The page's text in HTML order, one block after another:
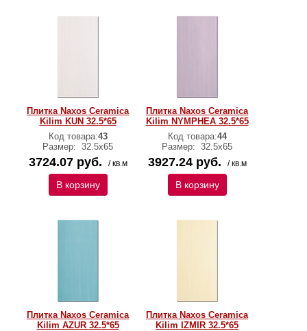
Плитка Naxos Ceramica
Kilim KUN 32.5*65
Код товара:43
Размер: 32.5x65
3724.07 руб. / кв.м
В корзину
Плитка Naxos Ceramica
Kilim NYMPHEA 32.5*65
Код товара:44
Размер: 32.5x65
3927.24 руб. / кв.м
В корзину
Плитка Naxos Ceramica
Kilim AZUR 32.5*65
Плитка Naxos Ceramica
Kilim IZMIR 32.5*65